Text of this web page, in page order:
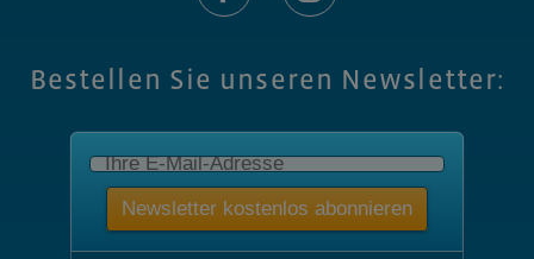
Bestellen Sie unseren Newsletter: